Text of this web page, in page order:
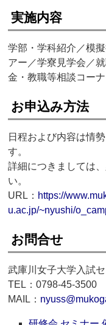
実施内容
学部・学科紹介／模
アー／学寮見学会／
金・教職等相談コー
お申込み方法
日程および内容は情
す。
詳細につきましては
い。
URL： https://
u.ac.jp/~nyushi/
お問合せ
武庫川女子大学入試
TEL：0798-45-3500
MAIL：